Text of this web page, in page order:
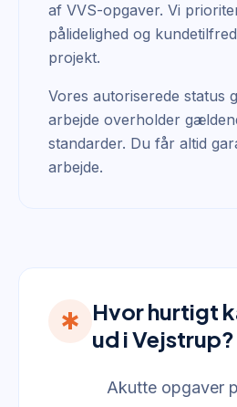
af VVS-opgaver. Vi
pålidelighed og
projekt.
Vores autoriserede status
arbejde overholder
standarder. Du får altid
arbejde.
emergency
Hvor hurtigt
ud i Vejstrup?
Akutte opgaver